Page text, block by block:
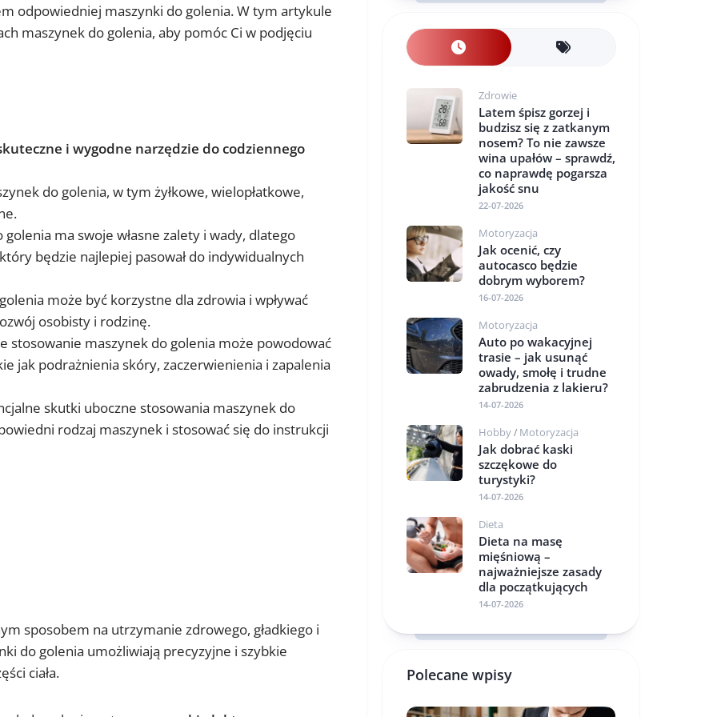
odpowiedniej maszynki do golenia. W tym artykule
maszynek do golenia, aby pomóc Ci w podjęciu
i wygodne narzędzie do codziennego
do golenia, w tym żyłkowe, wielopłatkowe,
ma swoje własne zalety i wady, dlatego
będzie najlepiej pasował do indywidualnych
może być korzystne dla zdrowia i wpływać
osobisty i rodzinę.
stosowanie maszynek do golenia może powodować
jak podrażnienia skóry, zaczerwienienia i zapalenia
skutki uboczne stosowania maszynek do
rodzaj maszynek i stosować się do instrukcji
sposobem na utrzymanie zdrowego, gładkiego i
do golenia umożliwiają precyzyjne i szybkie
ciała.
Zdrowie
Latem śpisz gorzej i
budzisz się z zatkanym
nosem? To nie zawsze
wina upałów – sprawdź,
co naprawdę pogarsza
jakość snu
22-07-2026
Motoryzacja
Jak ocenić, czy
autocasco będzie
dobrym wyborem?
16-07-2026
Motoryzacja
Auto po wakacyjnej
trasie – jak usunąć
owady, smołę i trudne
zabrudzenia z lakieru?
14-07-2026
Hobby/ Motoryzacja
Jak dobrać kaski
szczękowe do
turystyki?
14-07-2026
Dieta
Dieta na masę
mięśniową –
najważniejsze zasady
dla początkujących
14-07-2026
Polecane wpisy